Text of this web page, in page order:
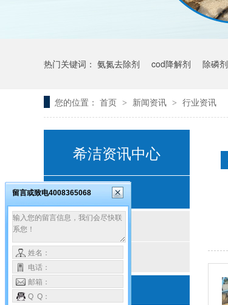
热门关键词： 氨氮去除剂 cod降解剂 除磷剂
您的位置： 首页 > 新闻资讯 > 行业资讯
希洁资讯中心
客户案例
按行业分类
按产品分类
新闻资讯
留言或致电4008365068
姓名：
电话：
邮箱：
Q Q：